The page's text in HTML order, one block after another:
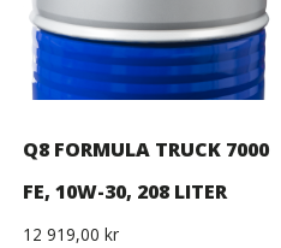
Q8 FORMULA TRUCK 7000
FE, 10W-30, 208 LITER
12 919,00 kr